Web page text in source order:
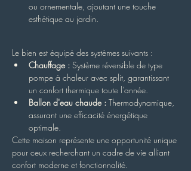
ou ornementale, ajoutant une touche
esthétique au jardin.
Le bien est équipé des systèmes suivants :
Chauffage : Système réversible de type
pompe à chaleur avec split, garantissant
un confort thermique toute l'année.
Ballon d'eau chaude : Thermodynamique,
assurant une efficacité énergétique
optimale.
Cette maison représente une opportunité unique
pour ceux recherchant un cadre de vie alliant
confort moderne et fonctionnalité.